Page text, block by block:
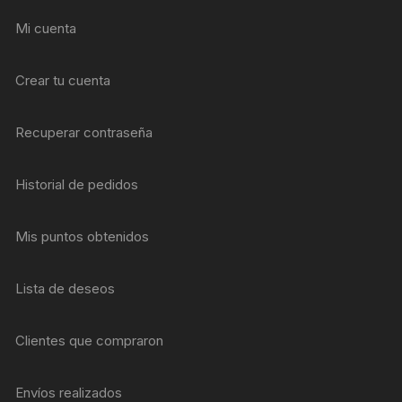
Mi cuenta
Crear tu cuenta
Recuperar contraseña
Historial de pedidos
Mis puntos obtenidos
Lista de deseos
Clientes que compraron
Envíos realizados